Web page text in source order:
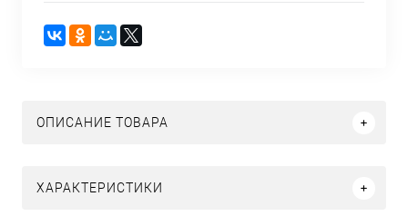
ОПИСАНИЕ ТОВАРА
ХАРАКТЕРИСТИКИ